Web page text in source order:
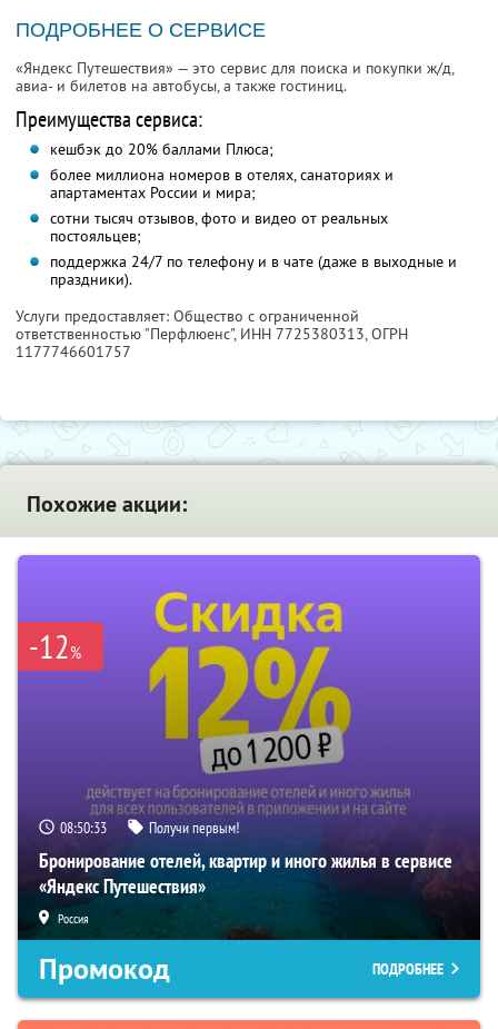
ПОДРОБНЕЕ О СЕРВИСЕ
«Яндекс Путешествия» — это сервис для поиска и покупки ж/д,
авиа- и билетов на автобусы, а также гостиниц.
Преимущества сервиса:
кешбэк до 20% баллами Плюса;
более миллиона номеров в отелях, санаториях и
апартаментах России и мира;
сотни тысяч отзывов, фото и видео от реальных
постояльцев;
поддержка 24/7 по телефону и в чате (даже в выходные и
праздники).
Услуги предоставляет: Общество с ограниченной
ответственностью "Перфлюенс", ИНН 7725380313, ОГРН
1177746601757
Похожие акции:
-12%
08:50:32 Получи первым!
Бронирование отелей, квартир и иного жилья в сервисе
«Яндекс Путешествия»
Россия
Промокод ПОДРОБНЕЕ